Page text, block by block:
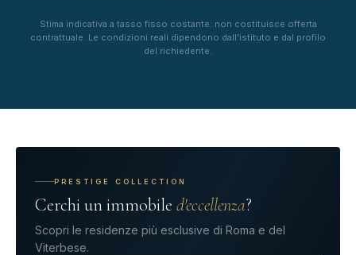
Stima indicativa a tasso fisso costante: non costituisce offerta
contrattuale. Le condizioni reali dipendono dall'istituto e dal profilo
del richiedente.
PRESTIGE COLLECTION
Cerchi un immobile d'eccellenza?
Scopri le residenze più esclusive di Roma e del
Viterbese.